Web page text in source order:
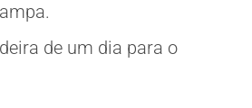
de um dia para o